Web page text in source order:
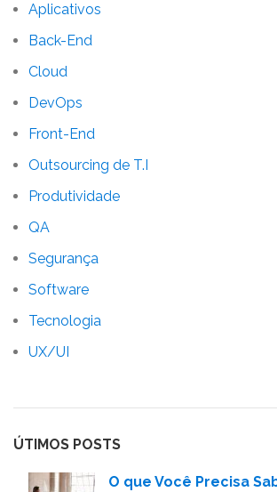
Aplicativos
Back-End
Cloud
DevOps
Front-End
Outsourcing de T.I
Produtividade
QA
Segurança
Software
Tecnologia
UX/UI
ÚTIMOS POSTS
O que Você Precisa